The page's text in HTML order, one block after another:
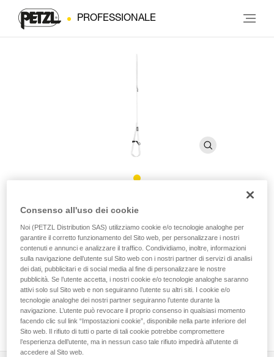
PROFESSIONALE
FOOTCORD
Pedale regolabile in cordino
Il pedale regolabile FOOTCORD si utilizza con la maniglia
ASCENSION o il bloccante BASIC per le risalite su corda. La
costruzione in polietilene ad alta densità ne migliora la durata
nel tempo. Un elastico regolabile in altezza permette di
mantenere il piede nel pedale, indipendentemente dal tipo di
calzature.
Consenso all'uso dei cookie
Noi (PETZL Distribution SAS) utilizziamo cookie e/o tecnologie analoghe per
garantire il corretto funzionamento del Sito web, per personalizzare i nostri
contenuti e annunci e analizzare il traffico. Condividiamo, inoltre, informazioni
sulla navigazione dell’utente sul Sito web con i nostri partner di servizi di analisi
dei dati, pubblicitari e di social media al fine di personalizzare le nostre
pubblicità. Se l’utente accetta, i nostri cookie e/o tecnologie analoghe saranno
attivi solo sul Sito web e non seguiranno l’utente su altri siti. I cookie e/o
tecnologie analoghe dei nostri partner seguiranno l’utente durante la
navigazione. L’utente può revocare il proprio consenso in qualsiasi momento
facendo clic sul link “Impostazioni cookie”, disponibile nella parte inferiore del
Sito web. Il rifiuto di tutti o parte di tali cookie potrebbe compromettere
l’esperienza dell’utente, ma in nessun caso tale rifiuto impedirà all’utente di
accedere al Sito web.